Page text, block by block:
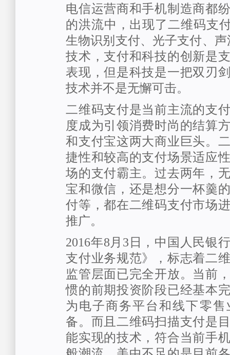
电信运营商和手机制造商都
的洪流中，出现了二维码支
生物识别支付、光子支付、
技术，支付和科技的创新是
表现，但是科技是一把双刃
技术并不是无懈可击。
二维码支付是当前主流的支
度成为引领消费时尚的结算
和支付宝这两大商业巨头。
捷性和较高的支付场景适应
场的支付霸主。过去两年，
宝和微信，还是想分一杯羹
付等，都在二维码支付市场
推广。
2016年8月3日，中国人民银
支付业务规范》，标志着二
监管层面已完全开放。当前
惯的前期投资阶段已经基本
为电子商务平台和线下零
备。而且二维码扫描支付是
能实现的技术，符合当前手